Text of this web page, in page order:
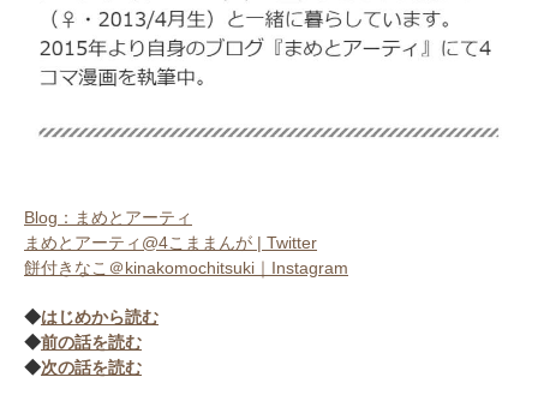
Blog：まめとアーティ
まめとアーティ@4こままんが | Twitter
餅付きなこ＠kinakomochitsuki｜Instagram
◆はじめから読む
◆前の話を読む
◆次の話を読む